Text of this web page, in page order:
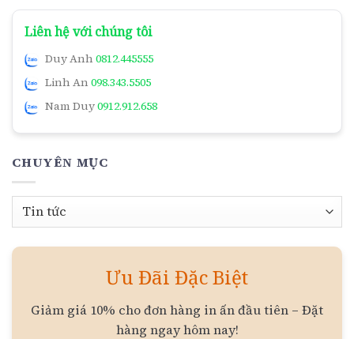
Liên hệ với chúng tôi
Duy Anh 0812.445555
Linh An 098.343.5505
Nam Duy0912.912.658
CHUYÊN MỤC
Chuyên
Ưu Đãi Đặc Biệt
Giảm giá 10% cho đơn hàng in ấn đầu tiên – Đặt
hàng ngay hôm nay!